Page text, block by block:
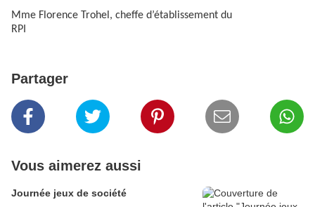
Mme Florence Trohel, cheffe d’établissement du
RPI
Partager
Vous aimerez aussi
Journée jeux de société